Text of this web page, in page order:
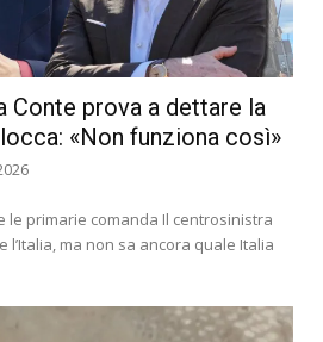
Conte prova a dettare la
«Non funziona così»
le primarie comanda Il centrosinistra
ma non sa ancora quale Italia